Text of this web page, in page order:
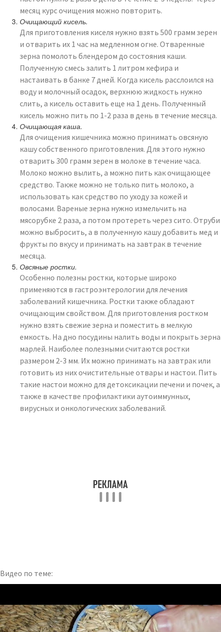
месяц курс очищения можно повторить.
Очищающий кисель.
Для приготовления киселя нужно взять 500 грамм зерен
и отварить их 1 час на медленном огне. Отваренные
зерна помолоть блендером до состояния каши.
Полученную смесь залить 1 литром кефира и
настаивать в банке 7 дней. Когда кисель расслоился на
воду и молочный осадок, верхнюю жидкость нужно
слить, а кисель оставить еще на 1 день. Полученный
кисель можно пить по 1-2 раза в день в течение месяца.
Очищающая каша.
Для очищения кишечника можно принимать овсяную
кашу собственного приготовления. Для этого нужно
отварить 300 грамм зерен в молоке в течение часа.
Молоко можно вылить, а можно пить как очищающее
средство. Также можно не только пить молоко, а
использовать как средство по уходу за кожей и
волосами. Вареные зерна нужно измельчить на
мясорубке 2 раза, а потом протереть через сито. Отруби
можно выбросить, а в полученную кашу добавить мед и
фрукты по вкусу и принимать на завтрак в течение
месяца.
Овсяные ростки.
Особенно полезны ростки, которые широко
применяются в гастроэнтерологии для лечения
заболеваний кишечника. Ростки также обладают
очищающим свойством. Для приготовления ростком
нужно взять свежие зерна и поместить в мелкую
емкость. На дно посудины налить воды и покрыть зерна
марлей. Наиболее полезными считаются ростки
размером 2-3 мм. Их можно принимать на завтрак или
готовить из них очистительные отвары и настои. Пить
такие настои можно для детоксикации печени и почек, а
также в качестве профилактики аутоиммунных,
вирусных и онкологических заболеваний.
Видео по теме: